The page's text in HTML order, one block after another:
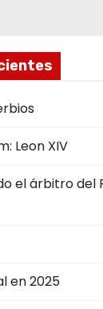
Leon XIV
el árbitro del
en 2025